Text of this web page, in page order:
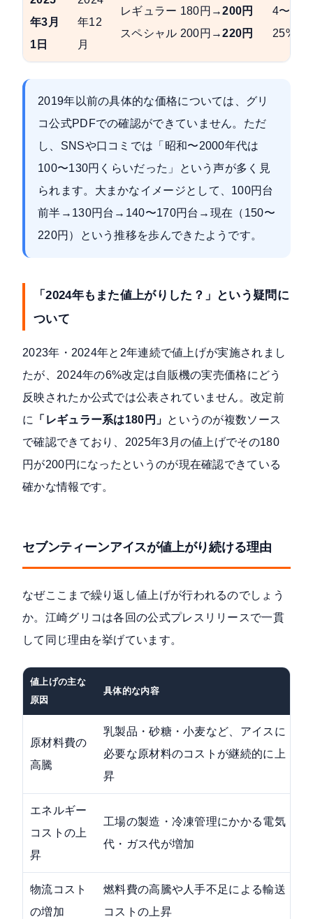
年3月
1日
年12
月
レギュラー 180円→200円
スペシャル 200円→220円
4〜
25%
2019年以前の具体的な価格については、グリ
コ公式PDFでの確認ができていません。ただ
し、SNSや口コミでは「昭和〜2000年代は
100〜130円くらいだった」という声が多く見
られます。大まかなイメージとして、100円台
前半→130円台→140〜170円台→現在（150〜
220円）という推移を歩んできたようです。
「2024年もまた値上がりした？」という疑問に
ついて
2023年・2024年と2年連続で値上げが実施されまし
たが、2024年の6%改定は自販機の実売価格にどう
反映されたか公式では公表されていません。改定前
に 「レギュラー系は180円」 というのが複数ソース
で確認できており、2025年3月の値上げでその180
円が200円になったというのが現在確認できている
確かな情報です。
セブンティーンアイスが値上がり続ける理由
なぜここまで繰り返し値上げが行われるのでしょう
か。江崎グリコは各回の公式プレスリリースで一貫
して同じ理由を挙げています。
値上げの主な
原因
具体的な内容
原材料費の
高騰
乳製品・砂糖・小麦など、アイスに
必要な原材料のコストが継続的に上
昇
エネルギー
コストの上
昇
工場の製造・冷凍管理にかかる電気
代・ガス代が増加
物流コスト
の増加
燃料費の高騰や人手不足による輸送
コストの上昇